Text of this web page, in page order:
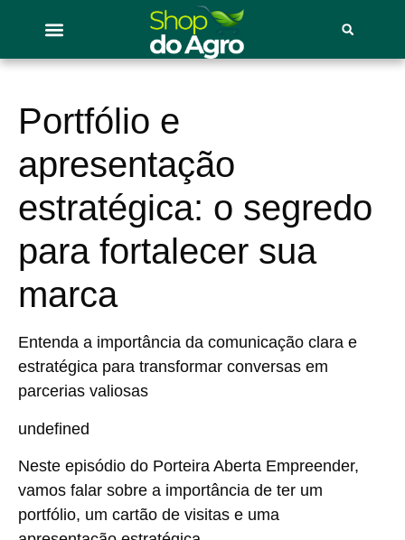
Portfólio e
apresentação
estratégica: o segredo
para fortalecer sua
marca
Entenda a importância da comunicação clara e
estratégica para transformar conversas em
parcerias valiosas
undefined
Neste episódio do Porteira Aberta Empreender,
vamos falar sobre a importância de ter um
portfólio, um cartão de visitas e uma